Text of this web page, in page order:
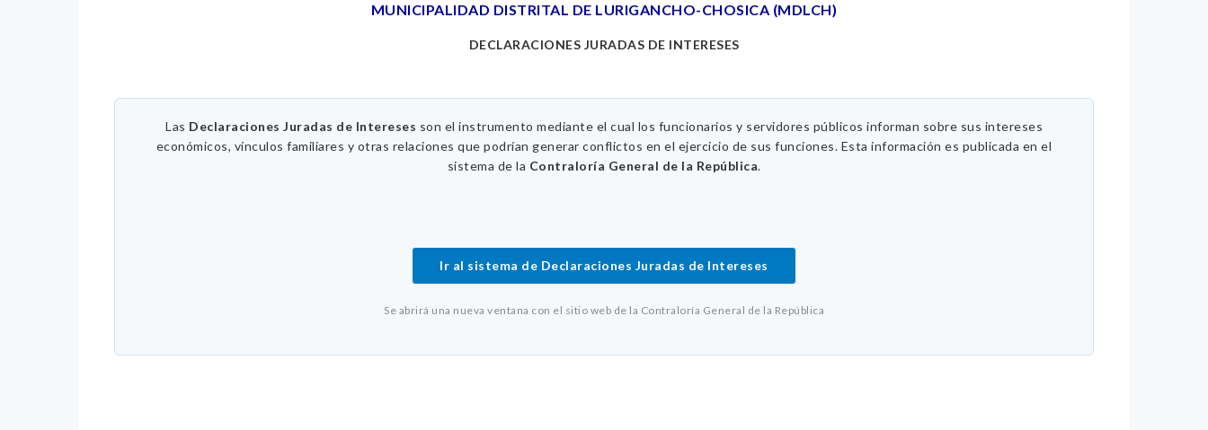
MUNICIPALIDAD DISTRITAL DE LURIGANCHO-CHOSICA (MDLCH)
DECLARACIONES JURADAS DE INTERESES
Las Declaraciones Juradas de Intereses son el instrumento mediante el cual los funcionarios y servidores públicos informan sobre sus intereses
económicos, vínculos familiares y otras relaciones que podrían generar conflictos en el ejercicio de sus funciones. Esta información es publicada en el
sistema de la Contraloría General de la República.
Ir al sistema de Declaraciones Juradas de Intereses
Se abrirá una nueva ventana con el sitio web de la Contraloría General de la República